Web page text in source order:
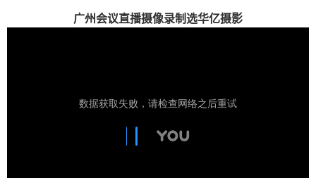
广州会议直播摄像录制选华亿摄影